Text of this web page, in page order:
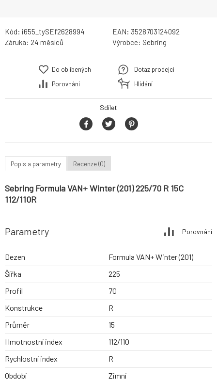
Kód: i655_tySEf2628994 EAN: 3528703124092
Záruka: 24 měsíců Výrobce: Sebring
Do oblíbených
Porovnání
Dotaz prodejci
Hlídání
Sdílet
Popis a parametry Recenze (0)
Sebring Formula VAN+ Winter (201) 225/70 R 15C
112/110R
Parametry Porovnání
Dezen
Formula VAN+ Winter (201)
Šířka
225
Profil
70
Konstrukce
R
Průměr
15
Hmotnostní index
112/110
Rychlostní index
R
Období
Zimní